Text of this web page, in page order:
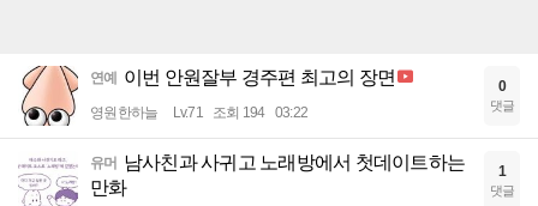
연예 이번 안원잘부 경주편 최고의 장면
영원한하늘 Lv.71 조회 194 03:22
0
댓글
유머 남사친과 사귀고 노래방에서 첫데이트하는
만화
1
댓글